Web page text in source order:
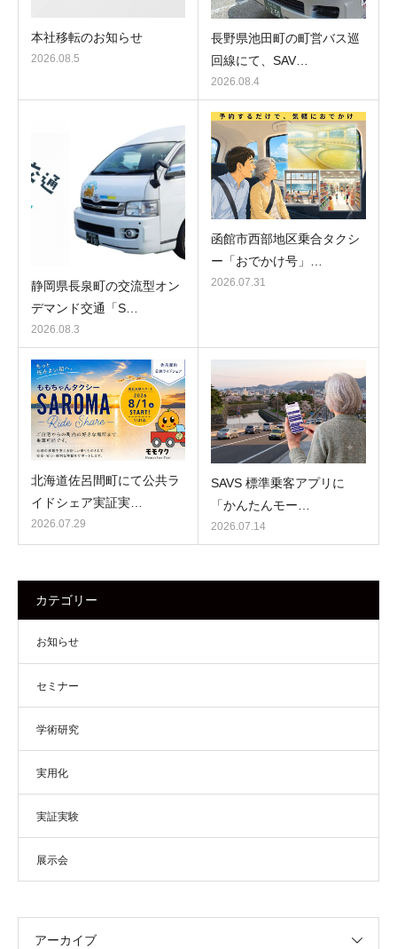
本社移転のお知らせ
2026.08.5
長野県池田町の町営バス巡
回線にて、SAV…
2026.08.4
静岡県長泉町の交流型オン
デマンド交通「S…
2026.08.3
函館市西部地区乗合タクシ
ー「おでかけ号」…
2026.07.31
北海道佐呂間町にて公共ラ
イドシェア実証実…
2026.07.29
SAVS 標準乗客アプリに
「かんたんモー…
2026.07.14
カテゴリー
お知らせ
セミナー
学術研究
実用化
実証実験
展示会
アーカイブ